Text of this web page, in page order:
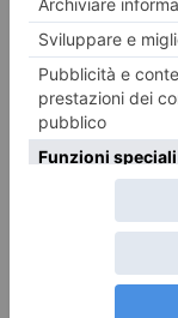
Si è trattato di un
Comune di Torino
seguiranno altri
Sanità e alle
La vicepresidente
sottolineato che i
riguardano
percentuale di
cui il 40% dei
componente.